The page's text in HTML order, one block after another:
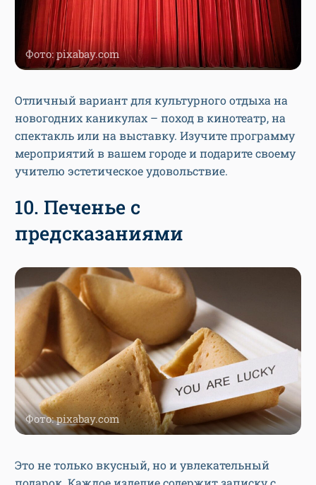
Фото: pixabay.com
Отличный вариант для культурного отдыха на
новогодних каникулах – поход в кинотеатр, на
спектакль или на выставку. Изучите программу
мероприятий в вашем городе и подарите своему
учителю эстетическое удовольствие.
10. Печенье с
предсказаниями
Фото: pixabay.com
Это не только вкусный, но и увлекательный